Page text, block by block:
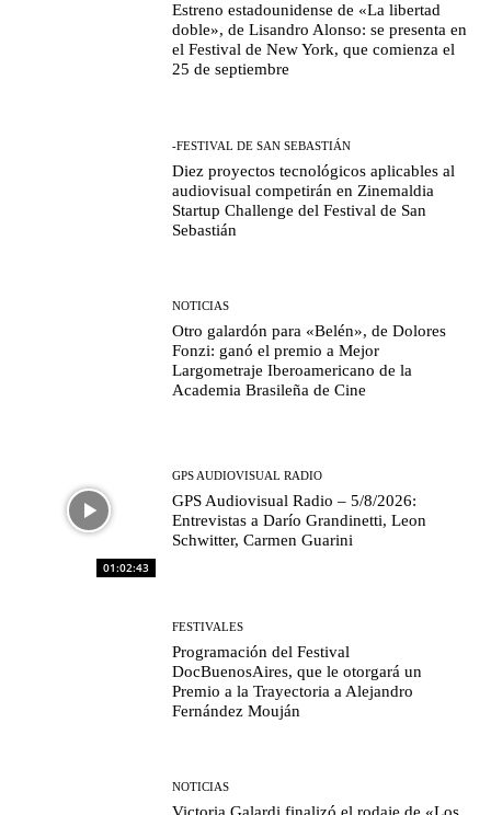
Estreno estadounidense de «La libertad
doble», de Lisandro Alonso: se presenta en
el Festival de New York, que comienza el
25 de septiembre
-FESTIVAL DE SAN SEBASTIÁN
Diez proyectos tecnológicos aplicables al
audiovisual competirán en Zinemaldia
Startup Challenge del Festival de San
Sebastián
NOTICIAS
Otro galardón para «Belén», de Dolores
Fonzi: ganó el premio a Mejor
Largometraje Iberoamericano de la
Academia Brasileña de Cine
01:02:43
GPS AUDIOVISUAL RADIO
GPS Audiovisual Radio – 5/8/2026:
Entrevistas a Darío Grandinetti, Leon
Schwitter, Carmen Guarini
FESTIVALES
Programación del Festival
DocBuenosAires, que le otorgará un
Premio a la Trayectoria a Alejandro
Fernández Mouján
NOTICIAS